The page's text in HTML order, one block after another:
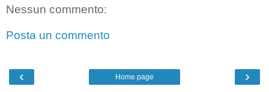
Nessun commento:
Posta un commento
‹ ›
Home page